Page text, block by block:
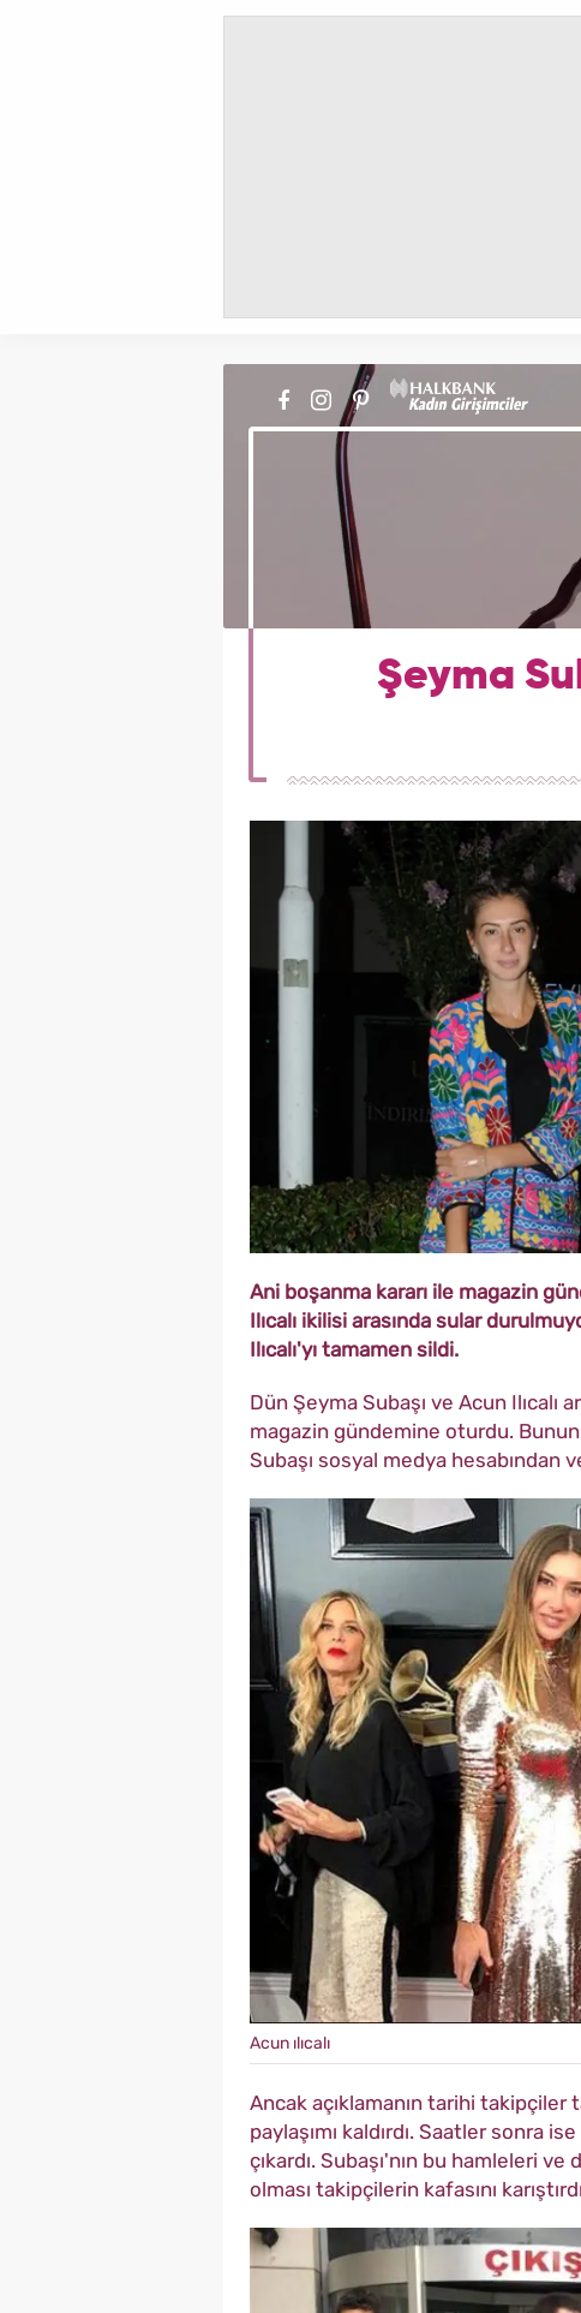
Şeyma
Ani boşanma kararı ile magazin
Ilıcalı ikilisi arasında sular
Ilıcalı'yı tamamen sildi.
Dün Şeyma Subaşı ve Acun Ilıcalı
magazin gündemine oturdu.
Subaşı sosyal medya hesabından
Acun ılıcalı
Ancak açıklamanın tarihi takipçiler
paylaşımı kaldırdı. Saatler sonra
çıkardı. Subaşı'nın bu hamleleri ve
olması takipçilerin kafasını